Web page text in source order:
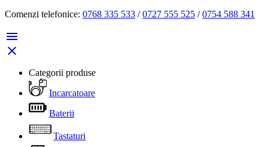
Comenzi telefonice: 0768 335 533 /0727 555 525 /0754 588 341


Categorii produse
Incarcatoare
Baterii
Tastaturi